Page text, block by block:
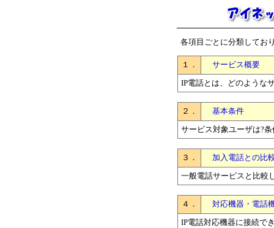
各項目ごとに分類してお
１．
サービス概要
IP電話とは、どのような
２．
基本条件
サービス対象ユーザは?
３．
加入電話との比
一般電話サービスと比
４．
対応機器・電話
IP電話対応機器に接続で